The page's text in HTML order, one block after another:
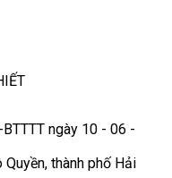
ngày 10 - 06 -
thành phố Hải